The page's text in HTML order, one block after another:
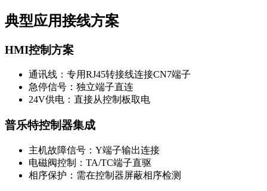
典型应用接线方案
HMI控制方案
通讯线：专用RJ45转接线连接CN7端子
急停信号：独立端子直连
24V供电：直接从控制板取电
普乐特控制器集成
主机故障信号：Y端子输出连接
电磁阀控制：TA/TC端子直驱
相序保护：需在控制器屏蔽相序检测